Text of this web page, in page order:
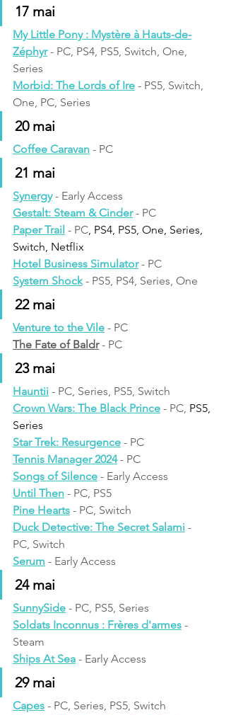
17 mai
My Little Pony : Mystère à Hauts-de-
Zéphyr - PC, PS4, PS5, Switch, One,
Series
Morbid: The Lords of Ire - PS5, Switch,
One, PC, Series
20 mai
Coffee Caravan - PC
21 mai
Synergy - Early Access
Gestalt: Steam & Cinder - PC
Paper Trail - PC, PS4, PS5, One, Series,
Switch, Netflix
Hotel Business Simulator - PC
System Shock - PS5, PS4, Series, One
22 mai
Venture to the Vile - PC
The Fate of Baldr - PC
23 mai
Hauntii - PC, Series, PS5, Switch
Crown Wars: The Black Prince - PC, PS5,
Series
Star Trek: Resurgence - PC
Tennis Manager 2024 - PC
Songs of Silence - Early Access
Until Then - PC, PS5
Pine Hearts - PC, Switch
Duck Detective: The Secret Salami -
PC, Switch
Serum - Early Access
24 mai
SunnySide - PC, PS5, Series
Soldats Inconnus : Frères d'armes -
Steam
Ships At Sea - Early Access
29 mai
Capes - PC, Series, PS5, Switch